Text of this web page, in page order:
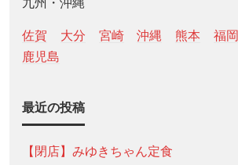
九州・沖縄
佐賀 大分 宮崎 沖縄 熊本 福岡
鹿児島
最近の投稿
【閉店】みゆきちゃん定食